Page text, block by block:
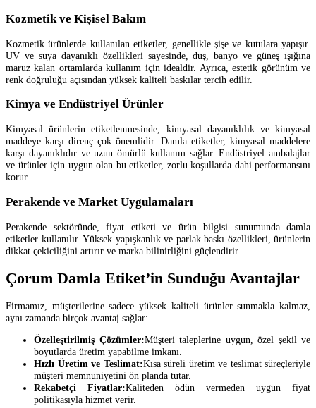
Kozmetik ve Kişisel Bakım
Kozmetik ürünlerde kullanılan etiketler, genellikle şişe ve kutulara yapışır.
UV ve suya dayanıklı özellikleri sayesinde, duş, banyo ve güneş ışığına
maruz kalan ortamlarda kullanım için idealdir. Ayrıca, estetik görünüm ve
renk doğruluğu açısından yüksek kaliteli baskılar tercih edilir.
Kimya ve Endüstriyel Ürünler
Kimyasal ürünlerin etiketlenmesinde, kimyasal dayanıklılık ve kimyasal
maddeye karşı direnç çok önemlidir. Damla etiketler, kimyasal maddelere
karşı dayanıklıdır ve uzun ömürlü kullanım sağlar. Endüstriyel ambalajlar
ve ürünler için uygun olan bu etiketler, zorlu koşullarda dahi performansını
korur.
Perakende ve Market Uygulamaları
Perakende sektöründe, fiyat etiketi ve ürün bilgisi sunumunda damla
etiketler kullanılır. Yüksek yapışkanlık ve parlak baskı özellikleri, ürünlerin
dikkat çekiciliğini artırır ve marka bilinirliğini güçlendirir.
Çorum Damla Etiket’in Sunduğu Avantajlar
Firmamız, müşterilerine sadece yüksek kaliteli ürünler sunmakla kalmaz,
aynı zamanda birçok avantaj sağlar:
Özelleştirilmiş Çözümler:Müşteri taleplerine uygun, özel şekil ve
boyutlarda üretim yapabilme imkanı.
Hızlı Üretim ve Teslimat:Kısa süreli üretim ve teslimat süreçleriyle
müşteri memnuniyetini ön planda tutar.
Rekabetçi Fiyatlar:Kaliteden ödün vermeden uygun fiyat
politikasıyla hizmet verir.